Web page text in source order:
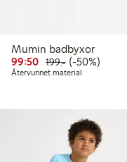
Mumin badbyxor
99:50 Rabatterat pris:
199:-Ordinarie
50% rabatt
(-50%)
Återvunnet material